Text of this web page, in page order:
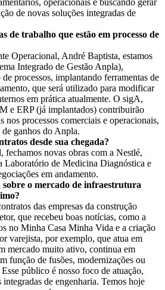
de novas soluções integradas de
de trabalho que estão em processo de
Operacional, André Baptista, estamos
Integrado de Gestão Anpla),
processos, implantando ferramentas de
que será utilizado para modificar
em prática atualmente. O sigA,
e ERP (já implantados) contribuirão
nos processos comerciais e operacionais,
de ganhos do Anpla.
desde sua chegada?
fechamos novas obras com a Nestlé,
Laboratório de Medicina Diagnóstica e
em andamento.
sobre o mercado de infraestrutura
das empresas da construção
que recebeu boas notícias, como a
no Minha Casa Minha Vida e a criação
varejista, por exemplo, que atua em
mercado muito ativo, continua em
função de fusões, modernizações ou
público é nosso foco de atuação,
de engenharia. Temos hoje